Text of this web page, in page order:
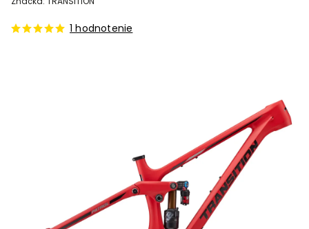
1 hodnotenie